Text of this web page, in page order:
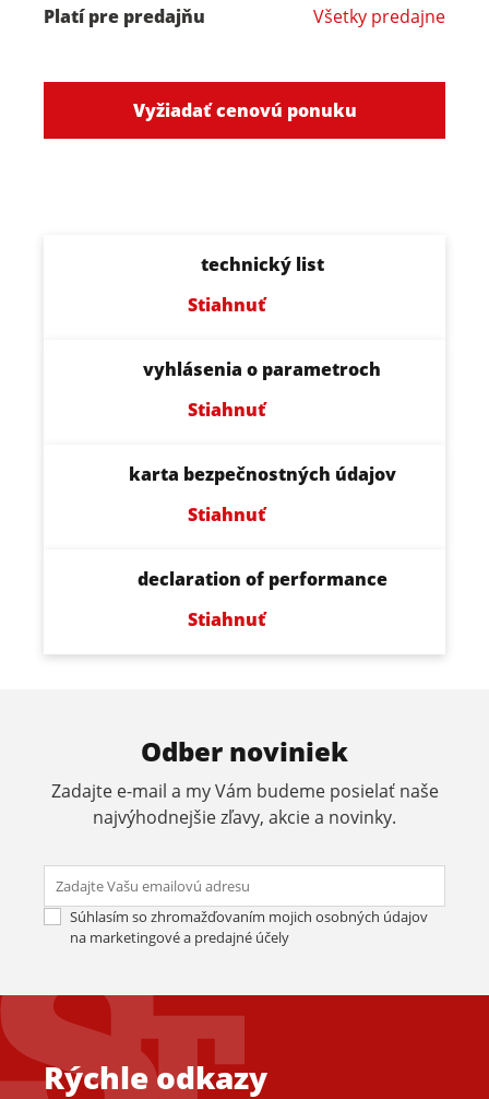
Platí pre predajňu Všetky predajne
Vyžiadať cenovú ponuku
technický list
Stiahnuť
vyhlásenia o parametroch
Stiahnuť
karta bezpečnostných údajov
Stiahnuť
declaration of performance
Stiahnuť
Odber noviniek
Zadajte e-mail a my Vám budeme posielať naše
najvýhodnejšie zľavy, akcie a novinky.
Súhlasím so zhromažďovaním mojich osobných údajov
na marketingové a predajné účely
Rýchle odkazy